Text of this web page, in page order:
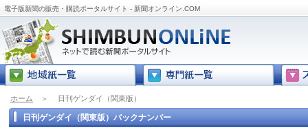
電子版新聞の販売・購読ポータルサイト - 新聞オンライン.COM
ホーム ＞ 日刊ゲンダイ（関東版）
日刊ゲンダイ（関東版）バックナンバー